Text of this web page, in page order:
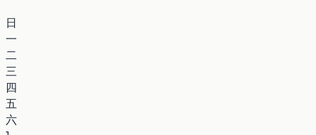
日
一
二
三
四
五
六